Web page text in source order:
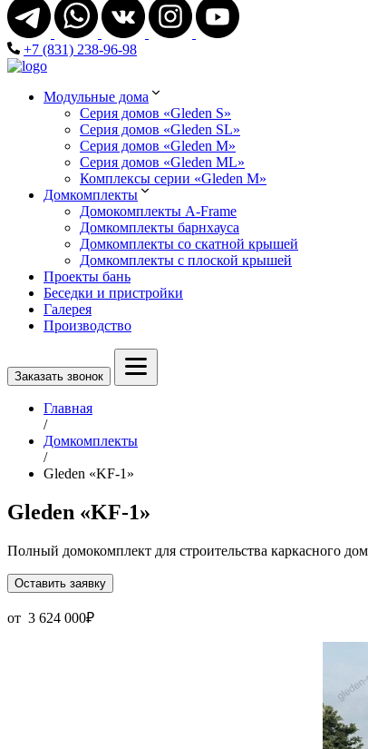
+7 (831) 238-96-98
Модульные дома
Серия домов «Gleden S»
Серия домов «Gleden SL»
Серия домов «Gleden M»
Серия домов «Gleden ML»
Комплексы серии «Gleden M»
Домкомплекты
Домокомплекты A-Frame
Домкомплекты барнхауса
Домкомплекты со скатной крышей
Домкомплекты с плоской крышей
Проекты бань
Беседки и пристройки
Галерея
Производство
Заказать звонок
Главная
/
Домкомплекты
/
Gleden «KF-1»
Gleden «KF-1»
Полный домокомплект для строительства каркасного
Оставить заявку
от 3 624 000₽